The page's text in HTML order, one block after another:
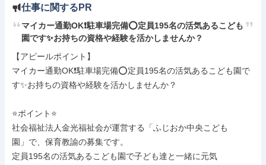
仕事に関するPR
マイカー通勤OK❗️駐車場完備⭕定員195名の活気あるこども
園です✨お持ちの資格や経験を活かしませんか？
【アピールポイント】
マイカー通勤OK❗️駐車場完備⭕定員195名の活気あるこども園で
す✨お持ちの資格や経験を活かしませんか？
⭐ポイント⭐
社会福祉法人金光福祉会が運営する「ふじおか中央こども
園」で、保育教諭の募集です。
定員195名の活気あるこども園で子ども達と一緒に元気